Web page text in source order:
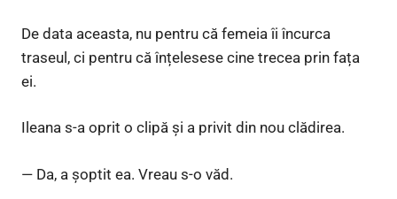
De data aceasta, nu pentru că femeia îi încurca
traseul, ci pentru că înțelesese cine trecea prin fața
ei.
Ileana s-a oprit o clipă și a privit din nou clădirea.
— Da, a șoptit ea. Vreau s-o văd.